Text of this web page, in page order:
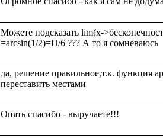
Можете подсказать lim(x-
да, решение правильное,т.к. функция